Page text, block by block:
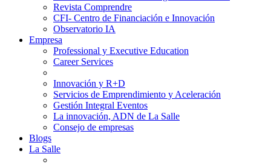
Revista Comprendre
CFI- Centro de Financiación e Innovación
Observatorio IA
Empresa
Professional y Executive Education
Career Services
Innovación y R+D
Servicios de Emprendimiento y Aceleración
Gestión Integral Eventos
La innovación, ADN de La Salle
Consejo de empresas
Blogs
La Salle